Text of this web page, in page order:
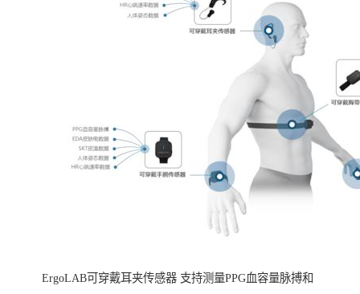
ErgoLAB可穿戴耳夹传感器 支持测量PPG血容量脉搏和